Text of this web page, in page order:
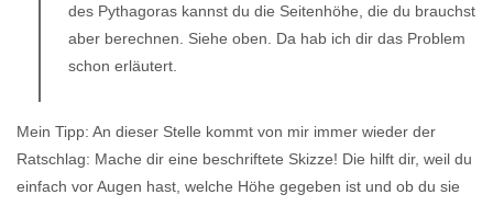
des Pythagoras kannst du die Seitenhöhe, die du brauchst
aber berechnen. Siehe oben. Da hab ich dir das Problem
schon erläutert.
Mein Tipp: An dieser Stelle kommt von mir immer wieder der
Ratschlag: Mache dir eine beschriftete Skizze! Die hilft dir, weil du
einfach vor Augen hast, welche Höhe gegeben ist und ob du sie